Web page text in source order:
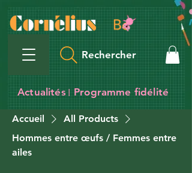
Rechercher
Programme fidélité
Actualités I
Accueil
All Products
Hommes entre œufs / Femmes entre
ailes